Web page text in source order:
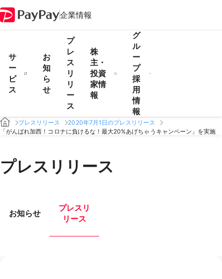
企業情報
サ
ー
ビ
ス
お
知
ら
せ
プ
レ
ス
リ
リ
ー
ス
株
主・
投資
家情
報
グ
ル
ー
プ
採
用
情
報
プレスリリース
2020年7月1日のプレスリリース
「がんばれ加西！コロナに負けるな！最大20%あげちゃうキャンペーン」を実施
プレスリリース
お知らせ
プレスリ
リース